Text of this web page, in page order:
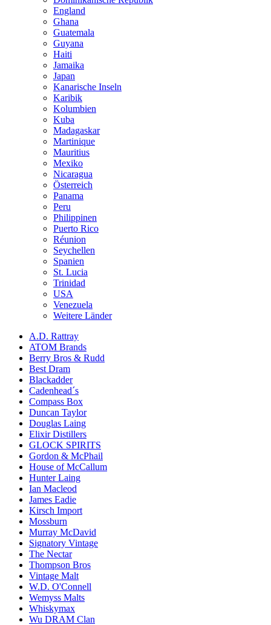
England
Ghana
Guatemala
Guyana
Haiti
Jamaika
Japan
Kanarische Inseln
Karibik
Kolumbien
Kuba
Madagaskar
Martinique
Mauritius
Mexiko
Nicaragua
Österreich
Panama
Peru
Philippinen
Puerto Rico
Réunion
Seychellen
Spanien
St. Lucia
Trinidad
USA
Venezuela
Weitere Länder
A.D. Rattray
ATOM Brands
Berry Bros & Rudd
Best Dram
Blackadder
Cadenhead´s
Compass Box
Duncan Taylor
Douglas Laing
Elixir Distillers
GLOCK SPIRITS
Gordon & McPhail
House of McCallum
Hunter Laing
Ian Macleod
James Eadie
Kirsch Import
Mossburn
Murray McDavid
Signatory Vintage
The Nectar
Thompson Bros
Vintage Malt
W.D. O'Connell
Wemyss Malts
Whiskymax
Wu DRAM Clan